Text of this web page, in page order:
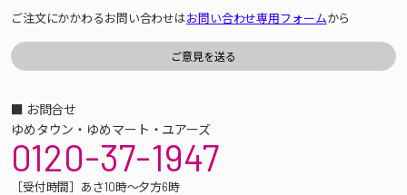
ご注文にかかわるお問い合わせはお問い合わせ専用フォームから
■ お問合せ
ゆめタウン・ゆめマート・ユアーズ
0120-37-1947
［受付時間］あさ10時～夕方6時